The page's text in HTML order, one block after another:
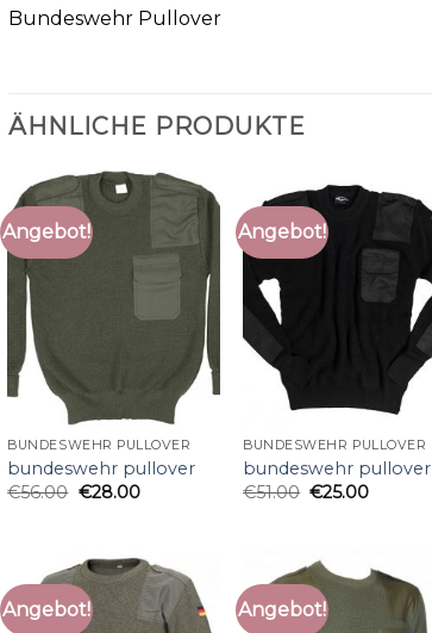
Bundeswehr Pullover
ÄHNLICHE PRODUKTE
Angebot!
BUNDESWEHR PULLOVER
bundeswehr pullover
€56.00 €28.00
Angebot!
BUNDESWEHR PULLOVER
bundeswehr pullover
€51.00 €25.00
Angebot! Angebot!